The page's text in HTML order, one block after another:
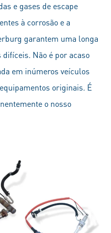
e gases de escape
à corrosão e a
garantem uma longa
Não é por acaso
em inúmeros veículos
originais. É
o nosso